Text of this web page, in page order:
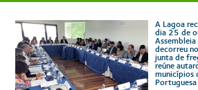
A Lagoa
dia 25 de
decorreu
junta de
reúne
municípios